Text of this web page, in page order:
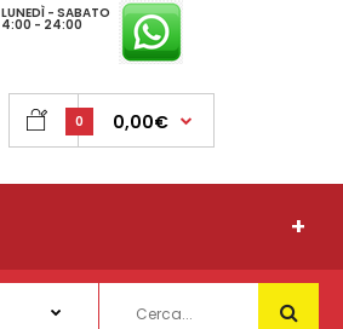
LUNEDÌ - SABATO
4:00 - 24:00
0 0,00€